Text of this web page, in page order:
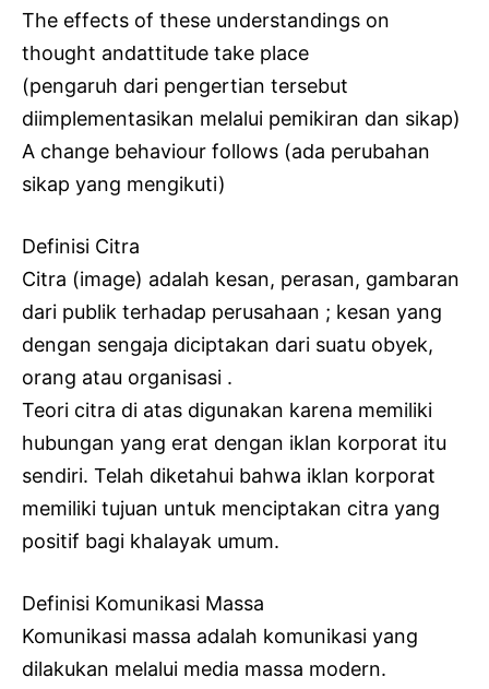
The effects of these understandings on
thought andattitude take place
(pengaruh dari pengertian tersebut
diimplementasikan melalui pemikiran dan sikap)
A change behaviour follows (ada perubahan
sikap yang mengikuti)
Definisi Citra
Citra (image) adalah kesan, perasan, gambaran
dari publik terhadap perusahaan ; kesan yang
dengan sengaja diciptakan dari suatu obyek,
orang atau organisasi .
Teori citra di atas digunakan karena memiliki
hubungan yang erat dengan iklan korporat itu
sendiri. Telah diketahui bahwa iklan korporat
memiliki tujuan untuk menciptakan citra yang
positif bagi khalayak umum.
Definisi Komunikasi Massa
Komunikasi massa adalah komunikasi yang
dilakukan melalui media massa modern.